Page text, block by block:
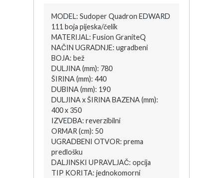
MODEL: Sudoper Quadron EDWARD
111 boja pijeska/čelik
MATERIJAL: Fusion GraniteQ
NAČIN UGRADNJE: ugradbeni
BOJA: bež
DULJINA (mm): 780
ŠIRINA (mm): 440
DUBINA (mm): 190
DULJINA x ŠIRINA BAZENA (mm):
400 x 350
IZVEDBA: reverzibilni
ORMAR (cm): 50
UGRADBENI OTVOR: prema
predlošku
DALJINSKI UPRAVLJAČ: opcija
TIP KORITA: jednokomorni